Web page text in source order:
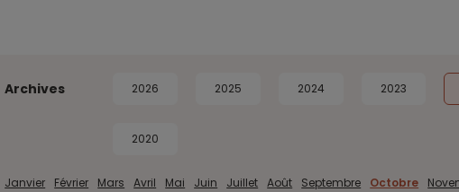
Archives 2026 2025 2024 2023
2020
Janvier Février Mars Avril Mai Juin Juillet Août Septembre Octobre